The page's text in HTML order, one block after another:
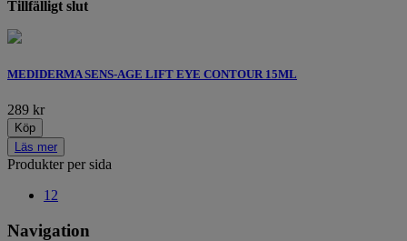
Tillfälligt slut
MEDIDERMA SENS-AGE LIFT EYE CONTOUR 15ML
289 kr
Köp
Läs mer
Produkter per sida
12
Navigation